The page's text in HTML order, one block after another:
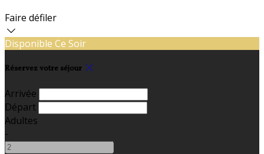
Faire défiler
Disponible Ce Soir
Réservez votre séjour
Arrivée
Départ
Adultes
-